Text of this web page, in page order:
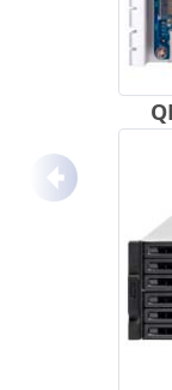
Anterior